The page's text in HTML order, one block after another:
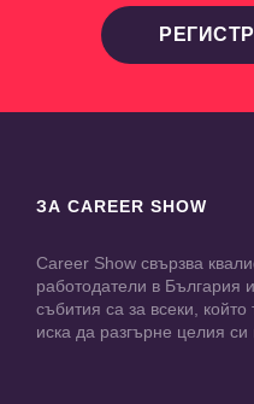
ЗА CAREER SHOW
Career Show свързва
работодатели в България
събития са за всеки,
иска да разгърне целия си